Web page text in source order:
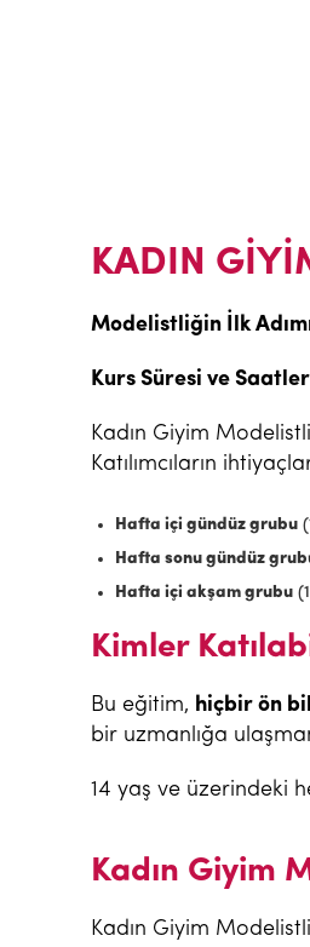
KADIN
Modelistliğin İlk
Kurs Süresi ve
Kadın Giyim
Katılımcıların
Hafta içi gündüz grubu
Hafta sonu gündüz
Hafta içi akşam grubu
Kimler
Bu eğitim, hiçbir ön
bir uzmanlığa
14 yaş ve üzerindeki
Kadın Giyim
Kadın Giyim